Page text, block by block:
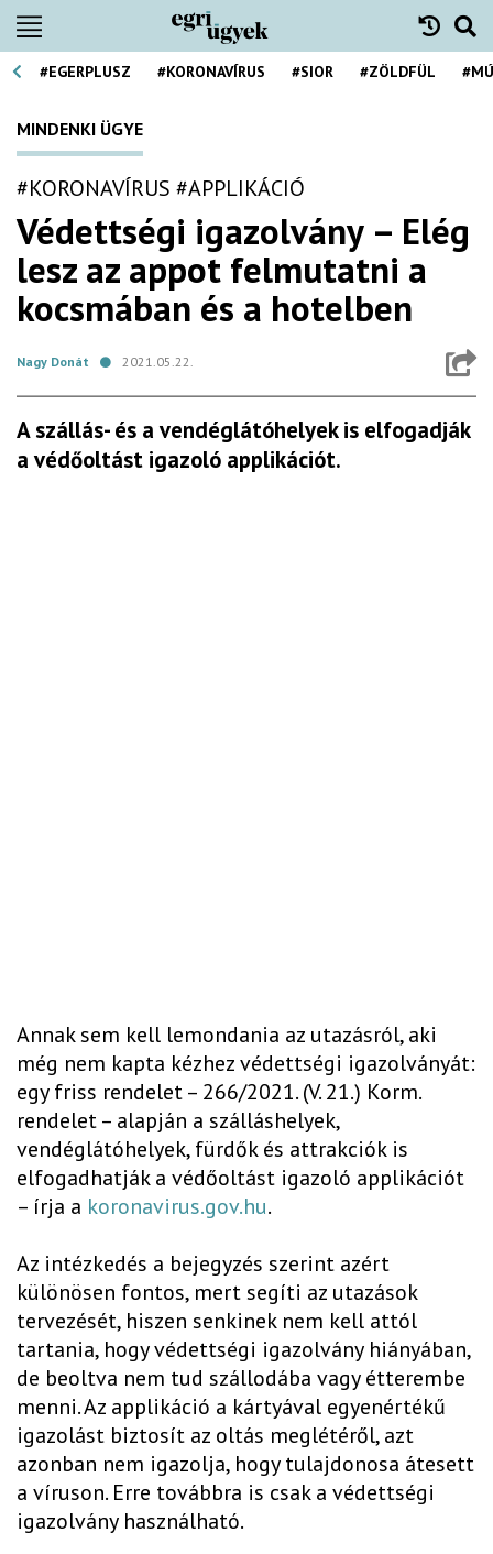
#EGERPLUSZ #KORONAVÍRUS #SIOR #ZÖLDFÜL
MINDENKI ÜGYE
#KORONAVÍRUS #APPLIKÁCIÓ
Védettségi igazolvány – Elég
lesz az appot felmutatni a
kocsmában és a hotelben
Nagy Donát 2021.05.22.
A szállás- és a vendéglátóhelyek is elfogadják
a védőoltást igazoló applikációt.
Annak sem kell lemondania az utazásról, aki
még nem kapta kézhez védettségi igazolványát:
egy friss rendelet – 266/2021. (V. 21.) Korm.
rendelet – alapján a szálláshelyek,
vendéglátóhelyek, fürdők és attrakciók is
elfogadhatják a védőoltást igazoló applikációt
– írja a koronavirus.gov.hu.
Az intézkedés a bejegyzés szerint azért
különösen fontos, mert segíti az utazások
tervezését, hiszen senkinek nem kell attól
tartania, hogy védettségi igazolvány hiányában,
de beoltva nem tud szállodába vagy étterembe
menni. Az applikáció a kártyával egyenértékű
igazolást biztosít az oltás meglétéről, azt
azonban nem igazolja, hogy tulajdonosa átesett
a víruson. Erre továbbra is csak a védettségi
igazolvány használható.